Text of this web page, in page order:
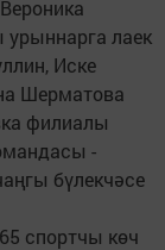
лаек
Иске
Шерматова
филиалы
-
бүлекчәсе
спортчы көч